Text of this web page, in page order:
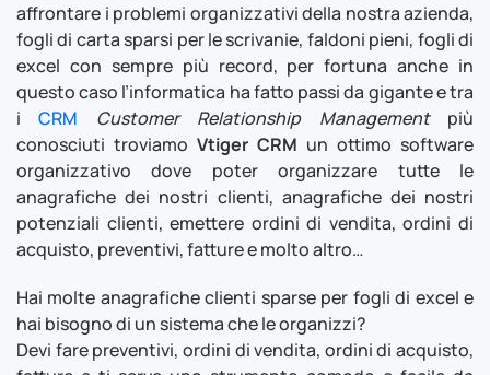
affrontare i problemi organizzativi della nostra azienda,
fogli di carta sparsi per le scrivanie, faldoni pieni, fogli di
excel con sempre più record, per fortuna anche in
questo caso l’informatica ha fatto passi da gigante e tra
iCRM Customer Relationship Managementpiù
conosciuti troviamo Vtiger CRM un ottimo software
organizzativo dove poter organizzare tutte le
anagrafiche dei nostri clienti, anagrafiche dei nostri
potenziali clienti, emettere ordini di vendita, ordini di
acquisto, preventivi, fatture e molto altro…
Hai molte anagrafiche clienti sparse per fogli di excel e
hai bisogno di un sistema che le organizzi?
Devi fare preventivi, ordini di vendita, ordini di acquisto,